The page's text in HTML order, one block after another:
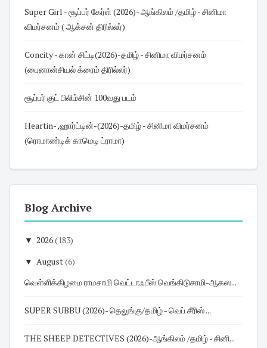
Super Girl - சூப்பர் கேர்ள் (2026)- ஆங்கிலம் /தமிழ் - சினிமா
விமர்சனம் ( ஆக்சன் திரில்லர்)
Concity - கான் சிட்டி(2026)-தமிழ் - சினிமா விமர்சனம்
(பைனான்சியல் க்ரைம் திரில்லர்)
சூப்பர் குட் பிலிம்சின் 100வது படம்
Heartin- ,ஹார்ட்டின்-(2026)-தமிழ் - சினிமா விமர்சனம்
(ரொமாண்டிக் காமெடி ட்ராமா)
Blog Archive
▼ 2026(183)
▼ August(6)
வெள்ளிக்கிழமை ராமசாமி வெட்டாஃபீஸ் வெங்கிடுசாமி-ஆகஸ...
SUPER SUBBU (2026)- தெலுங்கு/தமிழ் - வெப் சீரிஸ் ...
THE SHEEP DETECTIVES (2026)-ஆங்கிலம் /தமிழ் - சினி...